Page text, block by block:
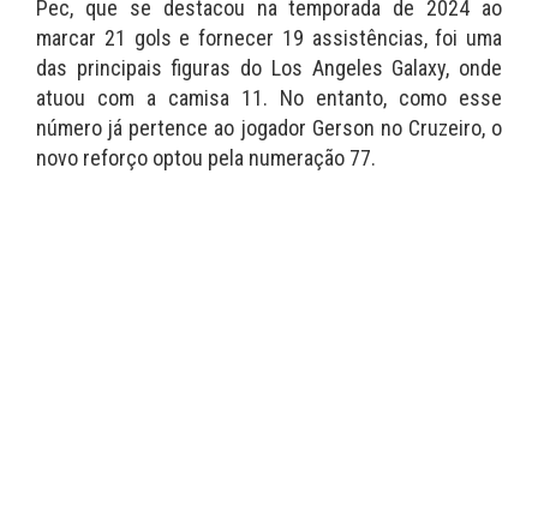
Pec, que se destacou na temporada de 2024 ao
marcar 21 gols e fornecer 19 assistências, foi uma
das principais figuras do Los Angeles Galaxy, onde
atuou com a camisa 11. No entanto, como esse
número já pertence ao jogador Gerson no Cruzeiro, o
novo reforço optou pela numeração 77.